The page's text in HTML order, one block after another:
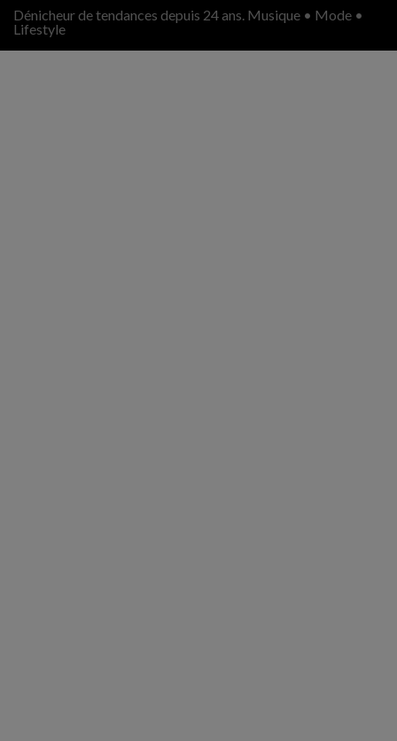
Dénicheur de tendances depuis 24 ans. Musique • Mode •
Lifestyle